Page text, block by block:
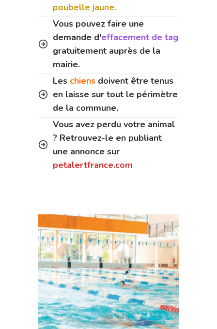
poubelle jaune.
Vous pouvez faire une
demande d'effacement de tag
gratuitement auprès de la
mairie.
Les chiens doivent être tenus
en laisse sur tout le périmètre
de la commune.
Vous avez perdu votre animal
? Retrouvez-le en publiant
une annonce sur
petalertfrance.com